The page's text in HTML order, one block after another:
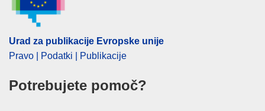
Urad za publikacije Evropske unije
Pravo | Podatki | Publikacije
Potrebujete pomoč?